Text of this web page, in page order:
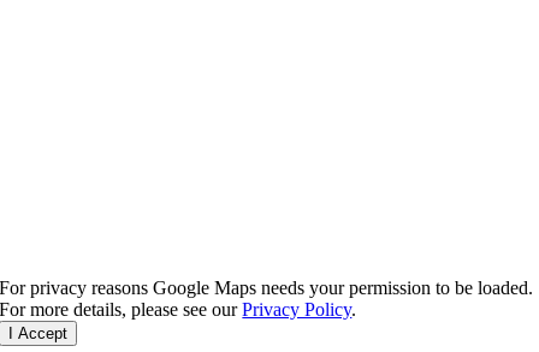
For privacy reasons Google Maps needs your permission to be loaded.
For more details, please see ourPrivacy Policy.
I Accept